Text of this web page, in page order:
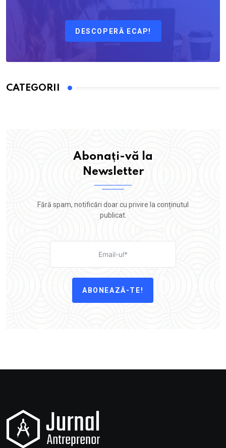
DESCOPERĂ ECAP!
CATEGORII
Abonați-vă la
Newsletter
Fără spam, notificări doar cu privire la conținutul
publicat.
ABONEAZĂ-TE!